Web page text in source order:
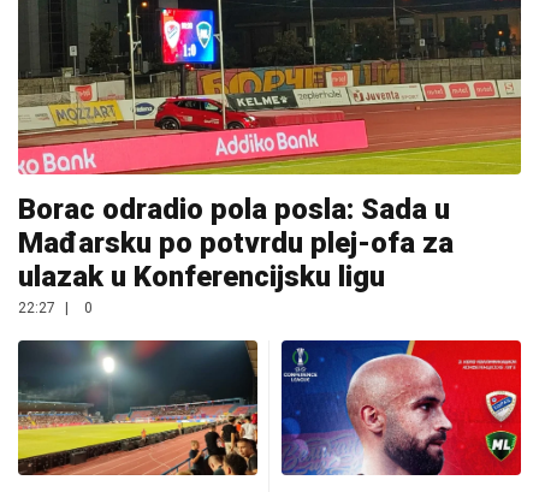
Borac odradio pola posla: Sada u
Mađarsku po potvrdu plej-ofa za
ulazak u Konferencijsku ligu
22:27 0